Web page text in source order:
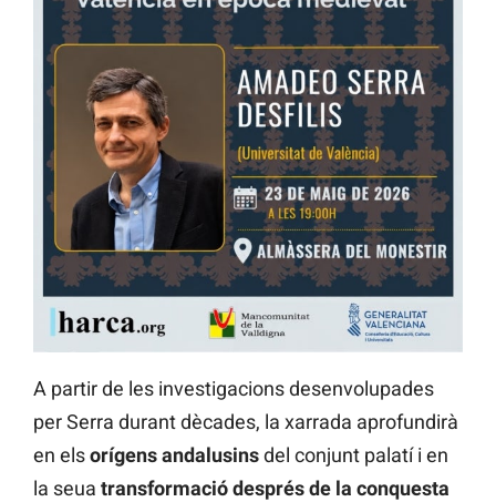
A partir de les investigacions desenvolupades
per Serra durant dècades, la xarrada aprofundirà
en elsorígens andalusinsdel conjunt palatí i en
la seua transformació després de la conquesta